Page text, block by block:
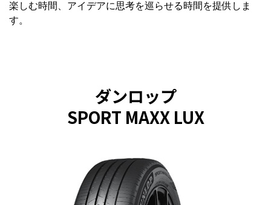
楽しむ時間、アイデアに思考を巡らせる時間を提供しま
す。
ダンロップ
SPORT MAXX LUX